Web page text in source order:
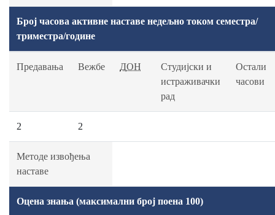
Број часова активне наставе недељно током семестра/
триместра/године
Предавања Вежбе ДОН
Студијски и
истраживачки
рад
Остали
часови
2 2
Методе извођења
наставе
Оцена знања (максимални број поена 100)